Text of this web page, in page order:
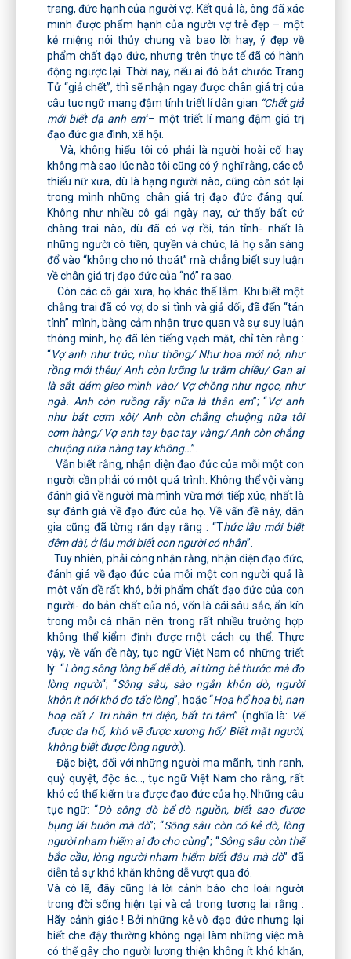
trang, đức hạnh của người vợ. Kết quả là, ông đã xác
minh được phẩm hạnh của người vợ trẻ đẹp – một
kẻ miệng nói thủy chung và bao lời hay, ý đẹp về
phẩm chất đạo đức, nhưng trên thực tế đã có hành
động ngược lại. Thời nay, nếu ai đó bắt chước Trang
Tử “giả chết”, thì sẽ nhận ngay được chân giá trị của
câu tục ngữ mang đậm tính triết lí dân gian “Chết giả
mới biết dạ anh em”– một triết lí mang đậm giá trị
đạo đức gia đình, xã hội.
Và, không hiểu tôi có phải là người hoài cổ hay
không mà sao lúc nào tôi cũng có ý nghĩ rằng, các cô
thiếu nữ xưa, dù là hạng người nào, cũng còn sót lại
trong mình những chân giá trị đạo đức đáng quí.
Không như nhiều cô gái ngày nay, cứ thấy bất cứ
chàng trai nào, dù đã có vợ rồi, tán tỉnh- nhất là
những người có tiền, quyền và chức, là họ sẵn sàng
đổ vào “không cho nó thoát” mà chẳng biết suy luận
về chân giá trị đạo đức của “nó” ra sao.
Còn các cô gái xưa, họ khác thế lắm. Khi biết một
chằng trai đã có vợ, do si tình và giả dối, đã đến “tán
tỉnh” mình, bằng cảm nhận trực quan và sự suy luận
thông minh, họ đã lên tiếng vạch mặt, chỉ tên rằng :
“Vợ anh như trúc, như thông/ Như hoa mới nở, như
rồng mới thêu/ Anh còn lưỡng lự trăm chiều/ Gan ai
là sắt dám gieo mình vào/ Vợ chồng như ngọc, như
ngà. Anh còn ruồng rẫy nữa là thân em”; “Vợ anh
như bát cơm xôi/ Anh còn chẳng chuộng nữa tôi
cơm hàng/ Vợ anh tay bạc tay vàng/ Anh còn chẳng
chuộng nữa nàng tay không…”.
Vẫn biết rằng, nhận diện đạo đức của mỗi một con
người cần phải có một quá trình. Không thể vội vàng
đánh giá về người mà mình vừa mới tiếp xúc, nhất là
sự đánh giá về đạo đức của họ. Về vấn đề này, dân
gia cũng đã từng răn dạy rằng : “Thức lâu mới biết
đêm dài, ở lâu mới biết con người có nhân”.
Tuy nhiên, phải công nhận rằng, nhận diện đạo đức,
đánh giá về đạo đức của mỗi một con người quả là
một vấn đề rất khó, bởi phẩm chất đạo đức của con
người- do bản chất của nó, vốn là cái sâu sắc, ẩn kín
trong mỗi cá nhân nên trong rất nhiều trường hợp
không thể kiểm định được một cách cụ thể. Thực
vậy, về vấn đề này, tục ngữ Việt Nam có những triết
lý: “Lòng sông lòng bể dễ dò, ai từng bẻ thước mà đo
lòng người“; “Sông sâu, sào ngắn khôn dò, người
khôn ít nói khó đo tấc lòng”, hoặc “Hoạ hổ hoạ bì, nan
hoạ cất / Tri nhân tri diện, bất tri tâm” (nghĩa là: Vẽ
được da hổ, khó vẽ được xương hổ/ Biết mặt người,
không biết được lòng người).
Đặc biệt, đối với những người ma mãnh, tinh ranh,
quỷ quyệt, độc ác…, tục ngữ Việt Nam cho rằng, rất
khó có thể kiểm tra được đạo đức của họ. Những câu
tục ngữ: “Dò sông dò bể dò nguồn, biết sao được
bụng lái buôn mà dò”; “Sông sâu còn có kẻ dò, lòng
người nham hiểm ai đo cho cùng”; “Sông sâu còn thể
bắc cầu, lòng người nham hiểm biết đâu mà dò” đã
diễn tả sự khó khăn không dễ vượt qua đó.
Và có lẽ, đây cũng là lời cảnh báo cho loài người
trong đời sống hiện tại và cả trong tương lai rằng :
Hãy cảnh giác ! Bởi những kẻ vô đạo đức nhưng lại
biết che đậy thường không ngại làm những việc mà
có thể gây cho người lương thiện không ít khó khăn,